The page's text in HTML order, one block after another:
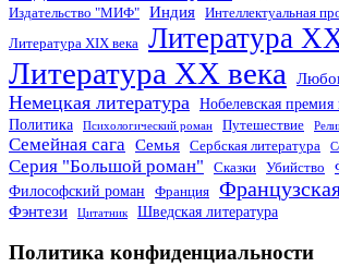
Издательство "МИФ" Индия Интеллектуальная
Литература XIX века Литература
Литература XX века
Немецкая литература
Нобелевская премия
Политика
Психологический роман Путешествие
Семейная сага Семья Сербская литература
Серия "Большой роман" Сказки Убийство
Философский роман
Франция
Фэнтези Цитатник Шведская литература
Политика конфиденциальности